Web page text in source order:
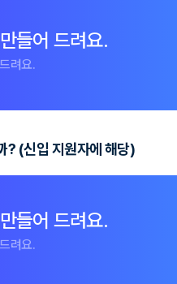
들어 드려요.
려요.
? (신입 지원자에 해당)
들어 드려요.
려요.